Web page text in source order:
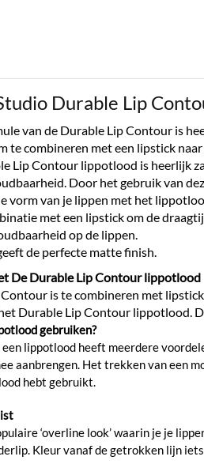
Durable Lip
van de Durable Lip Contour is
te combineren met een lipstick
Lip Contour lippotlood is heerlijk
Door het gebruik van
vorm van je lippen met het
met een lipstick om de
op de lippen.
de perfecte matte finish.
De Durable Lip Contour lippotlood
is te combineren met
Durable Lip Contour lippotlood.
gebruiken?
lippotlood heeft meerdere
aanbrengen. Het trekken van een
hebt gebruikt.
‘overline look’ waarin je je
Kleur vanaf de getrokken lijn